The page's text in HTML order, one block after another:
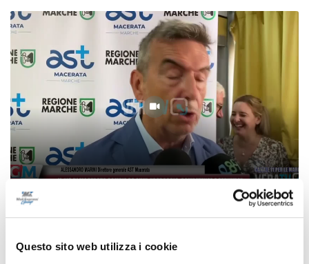
Questo sito web utilizza i cookie
Tg Marche - 10 agosto 2026
10/08/2026